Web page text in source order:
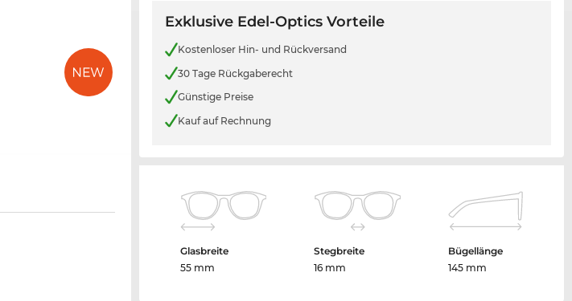
Exklusive Edel-Optics Vorteile
Kostenloser Hin- und Rückversand
30 Tage Rückgaberecht
Günstige Preise
Kauf auf Rechnung
Glasbreite
55 mm
Stegbreite
16 mm
Bügellänge
145 mm